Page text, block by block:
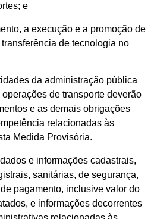
e
a execução e a promoção de
de tecnologia no
da administração pública
de transporte deverão
e as demais obrigações
relacionadas às
Medida Provisória.
e informações cadastrais,
sanitárias, de segurança,
pagamento, inclusive valor do
e informações decorrentes